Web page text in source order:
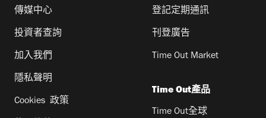
傳媒中心
投資者查詢
加入我們
隱私聲明
Cookies 政策
登記定期通訊
刊登廣告
Time Out Market
Time Out產品
Time Out全球